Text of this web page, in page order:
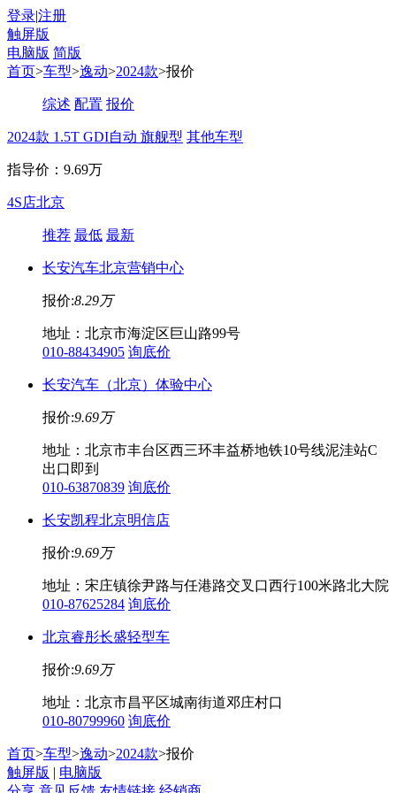
登录|注册
触屏版
电脑版 简版
首页>车型>逸动>2024款>报价
综述 配置 报价
2024款 1.5T GDI自动 旗舰型 其他车型
指导价：9.69万
4S店北京
推荐 最低 最新
长安汽车北京营销中心
报价:8.29万
地址：北京市海淀区巨山路99号
010-88434905 询底价
长安汽车（北京）体验中心
报价:9.69万
地址：北京市丰台区西三环丰益桥地铁10号线泥洼站C
出口即到
010-63870839 询底价
长安凯程北京明信店
报价:9.69万
地址：宋庄镇徐尹路与任港路交叉口西行100米路北大院
010-87625284 询底价
北京睿彤长盛轻型车
报价:9.69万
地址：北京市昌平区城南街道邓庄村口
010-80799960 询底价
首页>车型>逸动>2024款>报价
触屏版 | 电脑版